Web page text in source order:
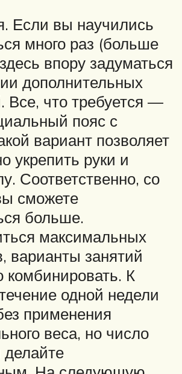
Если вы научились
много раз (больше
впору задуматься
дополнительных
Все, что требуется —
пояс с
вариант позволяет
укрепить руки и
Соответственно, со
сможете
больше.
максимальных
варианты занятий
комбинировать. К
одной недели
применения
веса, но число
делайте